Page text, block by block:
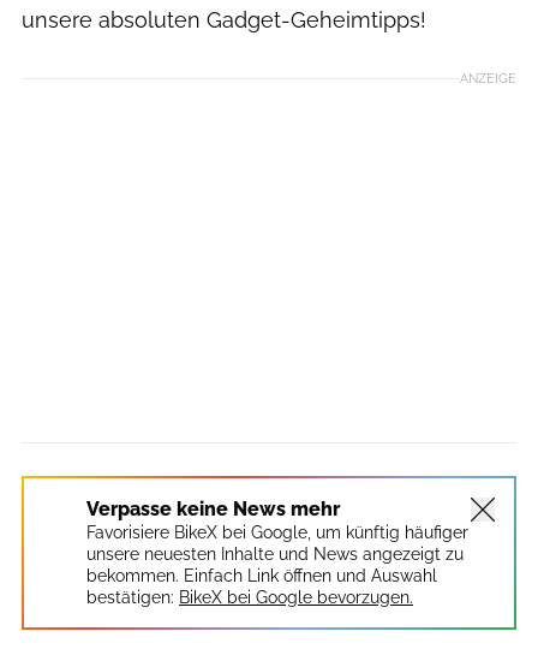
unsere absoluten Gadget-Geheimtipps!
ANZEIGE
Verpasse keine News mehr
Favorisiere BikeX bei Google, um künftig häufiger
unsere neuesten Inhalte und News angezeigt zu
bekommen. Einfach Link öffnen und Auswahl
bestätigen: BikeX bei Google bevorzugen.